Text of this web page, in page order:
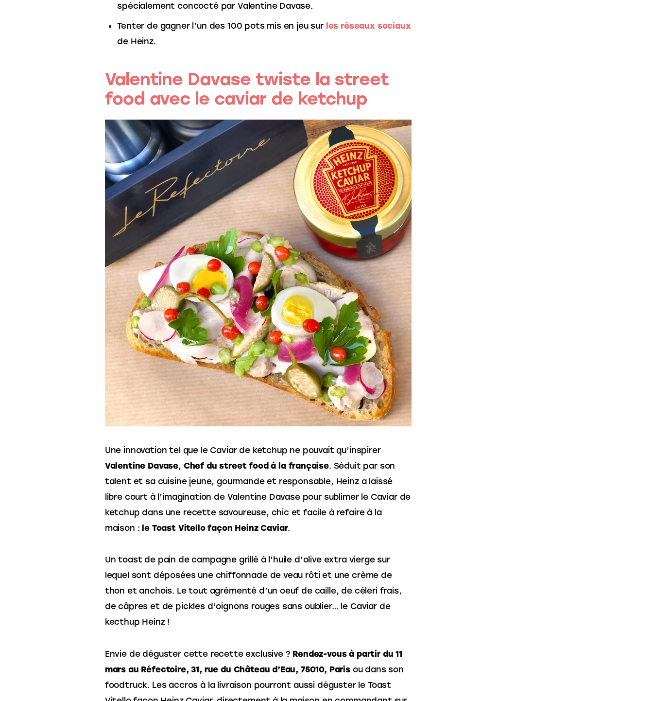
spécialement concocté par Valentine Davase.
Tenter de gagner l’un des 100 pots mis en jeu sur les réseaux sociaux
de Heinz.
Valentine Davase twiste la street
food avec le caviar de ketchup
Une innovation tel que le Caviar de ketchup ne pouvait qu’inspirer
Valentine Davase, Chef du street food à la française. Séduit par son
talent et sa cuisine jeune, gourmande et responsable, Heinz a laissé
libre court à l’imagination de Valentine Davase pour sublimer le Caviar de
ketchup dans une recette savoureuse, chic et facile à refaire à la
maison : le Toast Vitello façon Heinz Caviar.
Un toast de pain de campagne grillé à l’huile d’olive extra vierge sur
lequel sont déposées une chiffonnade de veau rôti et une crème de
thon et anchois. Le tout agrémenté d’un oeuf de caille, de céleri frais,
de câpres et de pickles d’oignons rouges sans oublier… le Caviar de
kecthup Heinz !
Envie de déguster cette recette exclusive ? Rendez-vous à partir du 11
mars au Réfectoire, 31, rue du Château d’Eau, 75010, Parisou dans son
foodtruck. Les accros à la livraison pourront aussi déguster le Toast